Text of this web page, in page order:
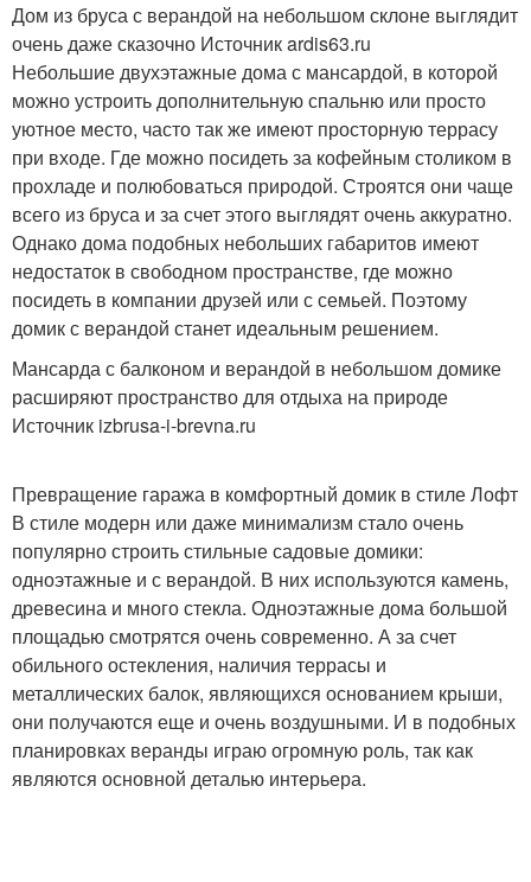
Дом из бруса с верандой на небольшом склоне выглядит
очень даже сказочно Источник ardis63.ru
Небольшие двухэтажные дома с мансардой, в которой
можно устроить дополнительную спальню или просто
уютное место, часто так же имеют просторную террасу
при входе. Где можно посидеть за кофейным столиком в
прохладе и полюбоваться природой. Строятся они чаще
всего из бруса и за счет этого выглядят очень аккуратно.
Однако дома подобных небольших габаритов имеют
недостаток в свободном пространстве, где можно
посидеть в компании друзей или с семьей. Поэтому
домик с верандой станет идеальным решением.
Мансарда с балконом и верандой в небольшом домике
расширяют пространство для отдыха на природе
Источник izbrusa-i-brevna.ru
Превращение гаража в комфортный домик в стиле Лофт
В стиле модерн или даже минимализм стало очень
популярно строить стильные садовые домики:
одноэтажные и с верандой. В них используются камень,
древесина и много стекла. Одноэтажные дома большой
площадью смотрятся очень современно. А за счет
обильного остекления, наличия террасы и
металлических балок, являющихся основанием крыши,
они получаются еще и очень воздушными. И в подобных
планировках веранды играю огромную роль, так как
являются основной деталью интерьера.